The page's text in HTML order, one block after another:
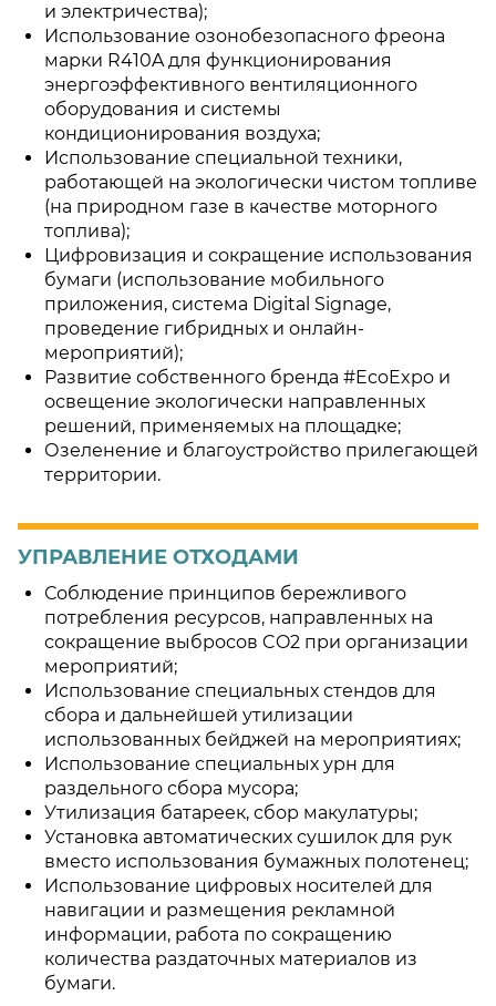
и электричества);
Использование озонобезопасного фреона
марки R410A для функционирования
энергоэффективного вентиляционного
оборудования и системы
кондиционирования воздуха;
Использование специальной техники,
работающей на экологически чистом топливе
(на природном газе в качестве моторного
топлива);
Цифровизация и сокращение использования
бумаги (использование мобильного
приложения, система Digital Signage,
проведение гибридных и онлайн-
мероприятий);
Развитие собственного бренда #EcoExpo и
освещение экологически направленных
решений, применяемых на площадке;
Озеленение и благоустройство прилегающей
территории.
УПРАВЛЕНИЕ ОТХОДАМИ
Соблюдение принципов бережливого
потребления ресурсов, направленных на
сокращение выбросов CO2 при организации
мероприятий;
Использование специальных стендов для
сбора и дальнейшей утилизации
использованных бейджей на мероприятиях;
Использование специальных урн для
раздельного сбора мусора;
Утилизация батареек, сбор макулатуры;
Установка автоматических сушилок для рук
вместо использования бумажных полотенец;
Использование цифровых носителей для
навигации и размещения рекламной
информации, работа по сокращению
количества раздаточных материалов из
бумаги.